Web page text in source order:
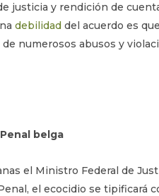
justicia y rendición de
debilidad del acuerdo es
numerosos abusos y
belga
el Ministro Federal de
el ecocidio se tipificará